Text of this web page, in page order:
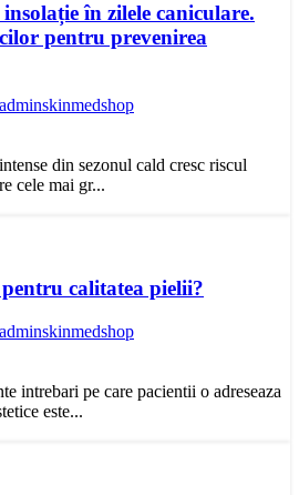
în zilele caniculare.
pentru prevenirea
adminskinmedshop
din sezonul cald cresc riscul
cele mai gr...
calitatea pielii?
adminskinmedshop
intrebari pe care pacientii o adreseaza
este...